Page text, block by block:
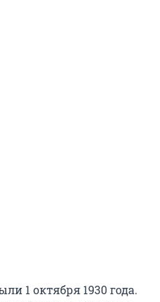
1 октября 1930 года.